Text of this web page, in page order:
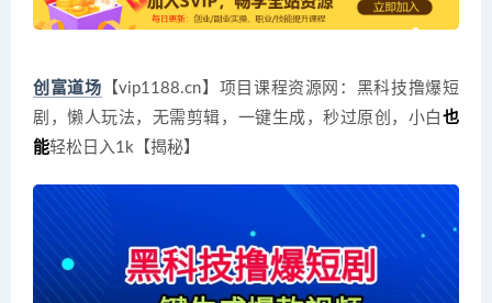
创富道场 【vip1188.cn】项目课程资源网：黑科技撸爆短
剧，懒人玩法，无需剪辑，一键生成，秒过原创，小白 也
能轻松日入1k【揭秘】